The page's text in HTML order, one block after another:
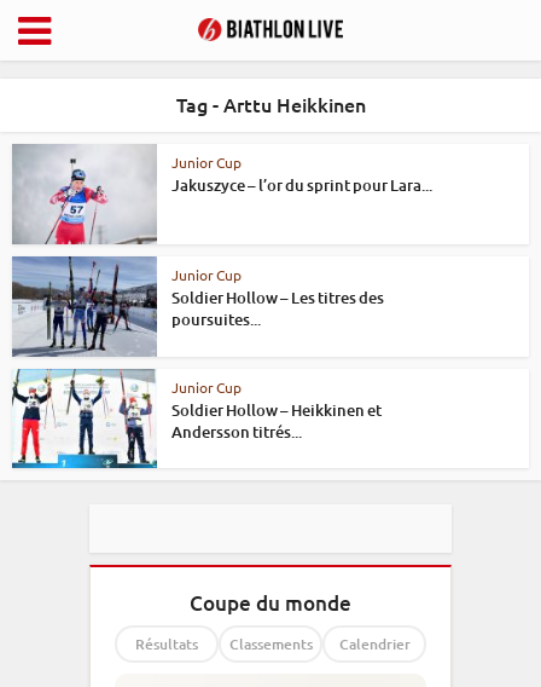
Tag - Arttu Heikkinen
Junior Cup
Jakuszyce – l’or du sprint pour Lara...
Junior Cup
Soldier Hollow – Les titres des
poursuites...
Junior Cup
Soldier Hollow – Heikkinen et
Andersson titrés...
Coupe du monde
Résultats Classements Calendrier